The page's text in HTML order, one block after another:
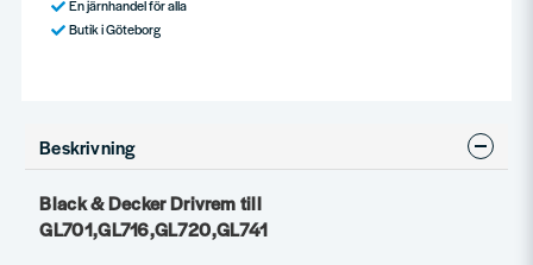
En järnhandel för alla
Butik i Göteborg
Beskrivning
Black & Decker Drivrem till
GL701,GL716,GL720,GL741